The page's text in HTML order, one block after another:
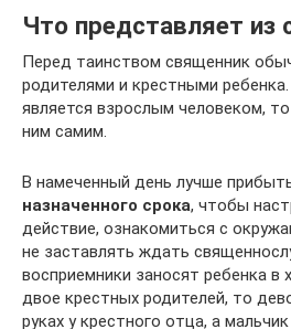
Что представляет из
Перед таинством священник
родителями и крестными
является взрослым человеком,
ним самим.
В намеченный день лучше
назначенного срока, чтобы
действие, ознакомиться с
не заставлять ждать
восприемники заносят ребенка в
двое крестных родителей, то
руках у крестного отца, а